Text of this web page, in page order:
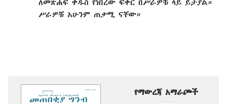
ለመጽሐፍ ቅዱስ የነበረው ፍቅር በሥራዎቹ ላይ ይታያል።
ሥራዎቹ አሁንም ጠቃሚ ናቸው።
የማውረጃ አማራጮች